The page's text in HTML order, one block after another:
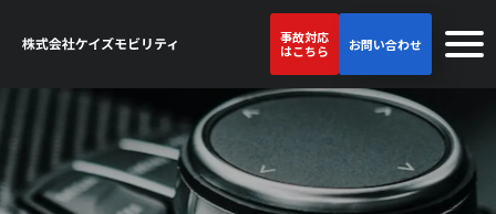
事故対応
はこちら
お問い合わせ